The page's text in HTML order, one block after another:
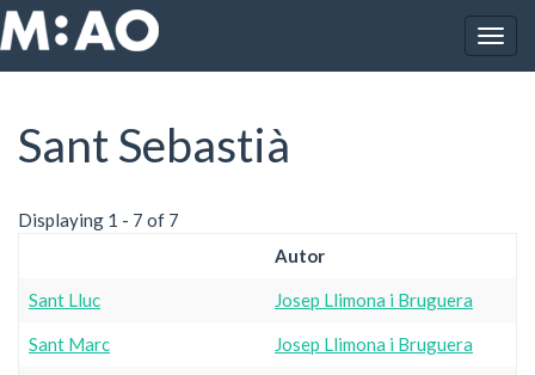
Vés al contingut
Inici Sant Sebastià
Sant Sebastià
Displaying 1 - 7 of 7
Autor
Sant Lluc Josep Llimona i Bruguera
Sant Marc Josep Llimona i Bruguera